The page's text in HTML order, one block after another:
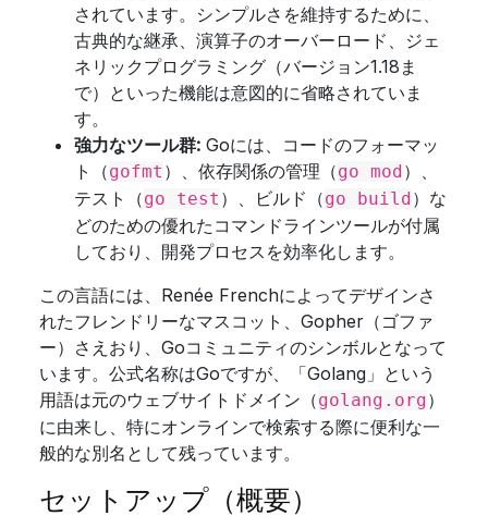
されています。シンプルさを維持するために、
古典的な継承、演算子のオーバーロード、ジェ
ネリックプログラミング（バージョン1.18ま
で）といった機能は意図的に省略されていま
す。
強力なツール群: Goには、コードのフォーマッ
ト（gofmt ）、依存関係の管理（go mod）、
テスト（go test ）、ビルド（go build）な
どのための優れたコマンドラインツールが付属
しており、開発プロセスを効率化します。
この言語には、Renée Frenchによってデザインさ
れたフレンドリーなマスコット、Gopher（ゴファ
ー）さえおり、Goコミュニティのシンボルとなって
います。公式名称はGoですが、「Golang」という
用語は元のウェブサイトドメイン（golang.org）
に由来し、特にオンラインで検索する際に便利な一
般的な別名として残っています。
セットアップ（概要）